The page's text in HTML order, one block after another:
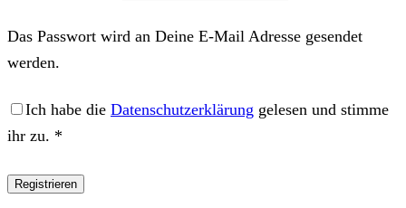
Das Passwort wird an Deine E-Mail Adresse gesendet
werden.
Ich habe die Datenschutzerklärung gelesen und stimme
ihr zu. *
Registrieren